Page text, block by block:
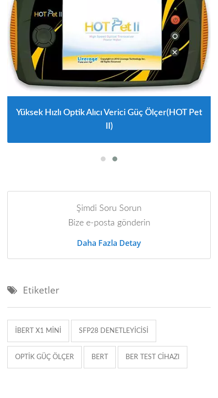
Yüksek Hızlı Optik Alıcı Verici Güç Ölçer(HOT Pet
II)
Şimdi Soru Sorun
Bize e-posta gönderin
Daha Fazla Detay
Etiketler
IBERT X1 MINI SFP28 DENETLEYICISI
OPTIK GÜÇ ÖLÇER BERT BER TEST CIHAZI